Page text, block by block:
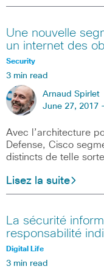
Une nouvelle
un internet des
Security
3 min read
Arnaud Spirlet
June 27, 2017
Avec l’architecture
Defense, Cisco
distincts de telle sorte
Lisez la suite
La sécurité
responsabilité
Digital Life
3 min read